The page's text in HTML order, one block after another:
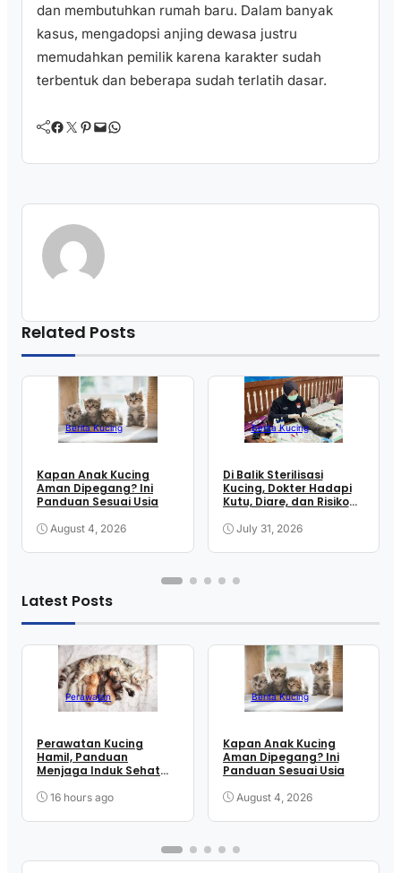
dan membutuhkan rumah baru. Dalam banyak
kasus, mengadopsi anjing dewasa justru
memudahkan pemilik karena karakter sudah
terbentuk dan beberapa sudah terlatih dasar.
Facebook Twitter Pinterest Mail WhatsApp
Related Posts
Berita Kucing
Kapan Anak Kucing
Aman Dipegang? Ini
Panduan Sesuai Usia
August 4, 2026
Berita Kucing
Di Balik Sterilisasi
Kucing, Dokter Hadapi
Kutu, Diare, dan Risiko
July 31, 2026
Latest Posts
Perawatan
Perawatan Kucing
Hamil, Panduan
Menjaga Induk Sehat
16 hours ago
Berita Kucing
Kapan Anak Kucing
Aman Dipegang? Ini
Panduan Sesuai Usia
August 4, 2026